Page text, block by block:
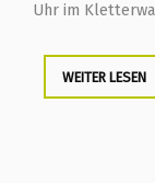
Uhr im
WEITER LESEN